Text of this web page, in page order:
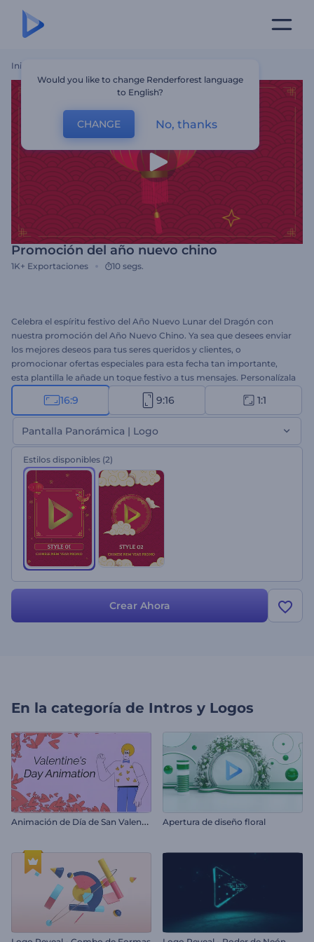
Inicio
Promoción del año nuevo chino
1K+ Exportaciones 10 segs.
Celebra el espíritu festivo del Año Nuevo Lunar del Dragón con
nuestra promoción del Año Nuevo Chino. Ya sea que desees enviar
los mejores deseos para tus seres queridos y clientes, o
promocionar ofertas especiales para esta fecha tan importante,
esta plantilla le añade un toque festivo a tus mensajes. Personalízala
con tus archivos multimedia, tus deseos más sinceros y una pista
de música alegre para crear un video promocional memorable.
¡Comienza a crear ahora y lleva la alegría del Año Nuevo Chino a tu
audiencia!
16:9 9:16 1:1
Pantalla Panorámica | Logo
Estilos disponibles (2)
Crear Ahora
En la categoría de Intros y Logos
A
nimación de Día de San Valentín Apertura de diseño floral
Would you like to change Renderforest language
to English?
CHANGE No, thanks